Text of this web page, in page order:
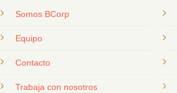
Somos BCorp
Equipo
Contacto
Trabaja con nosotros